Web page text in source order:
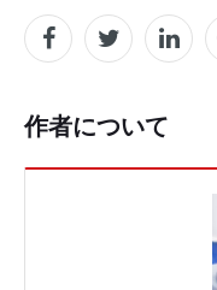
作者について